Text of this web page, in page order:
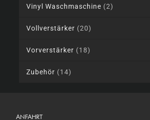
Vinyl Waschmaschine (2)
Vollverstärker (20)
Vorverstärker (18)
Zubehör (14)
ANFAHRT